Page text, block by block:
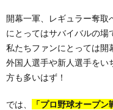
開幕一軍、レギュラー奪取
にとってはサバイバルの場
私たちファンにとっては開
外国人選手や新人選手をい
方も多いはず！
では、
「プロ野球オープ